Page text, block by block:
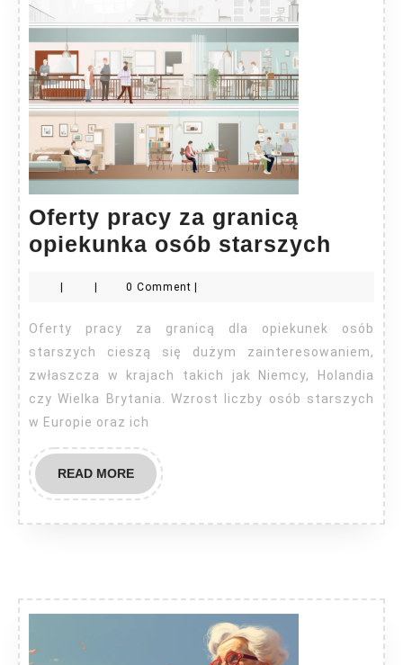
Oferty pracy za granicą
opiekunka osób starszych Oferty
pracy
osób
0 Comment
Oferty pracy za granicą dla opiekunek osób
starszych cieszą się dużym zainteresowaniem,
zwłaszcza w krajach takich jak Niemcy, Holandia
czy Wielka Brytania. Wzrost liczby osób starszych
w Europie oraz ich
READ MOREREAD
MORE